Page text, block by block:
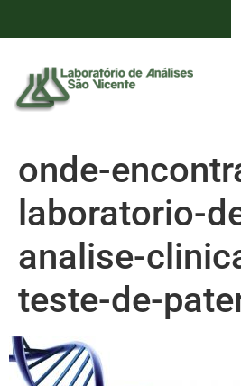
onde-
laboratorio-
analise-
teste-de-